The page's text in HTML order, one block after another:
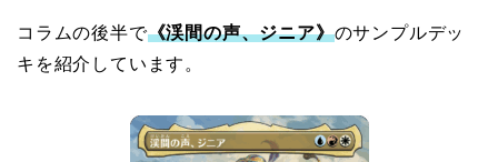
コラムの後半で《渓間の声、ジニア》のサンプルデッ
キを紹介しています。